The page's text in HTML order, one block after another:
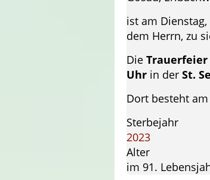
ist am
dem Herrn, zu
Die Trauerfeier
Uhr in der St.
Dort besteht am
Sterbejahr
2023
Alter
im 91.